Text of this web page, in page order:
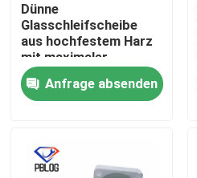
Startseite
Dünne
Glasschleifscheibe
aus hochfestem Harz
mit maximaler
Drehzahl unter 2800
U/min, optimiert für
Stabilität und
Anfrage absenden